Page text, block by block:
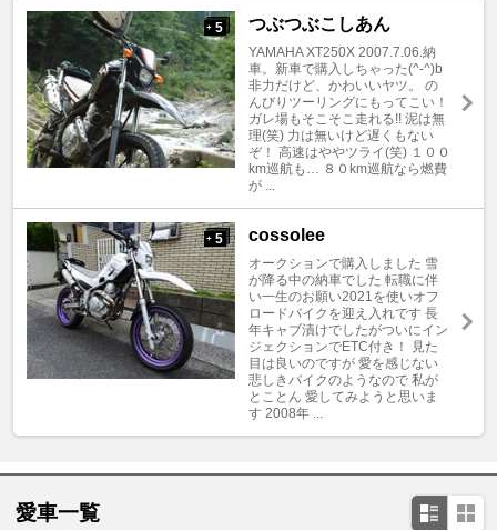
+ 5 つぶつぶこしあん
YAMAHA XT250X 2007.7.06.納
車。新車で購入しちゃった(^-^)b
非力だけど、かわいいヤツ。 の
んびりツーリングにもってこい！
ガレ場もそこそこ走れる!! 泥は無
理(笑) 力は無いけど遅くもない
ぞ！ 高速はややツライ(笑) １００
km巡航も… ８０km巡航なら燃費
が ...
+ 5 cossolee
オークションで購入しました 雪
が降る中の納車でした 転職に伴
い一生のお願い2021を使いオフ
ロードバイクを迎え入れです 長
年キャブ漬けでしたがついにイン
ジェクションでETC付き！ 見た
目は良いのですが 愛を感じない
悲しきバイクのようなので 私が
とことん 愛してみようと思いま
す 2008年 ...
愛車一覧